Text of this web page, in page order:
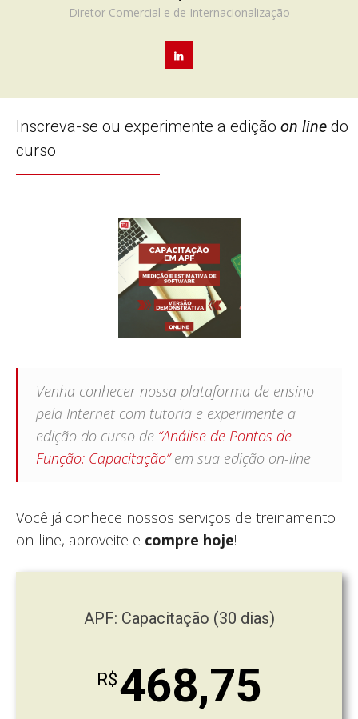
Diretor Comercial e de Internacionalização
Inscreva-se ou experimente a edição on line do
curso
Venha conhecer nossa plataforma de ensino
pela Internet com tutoria e experimente a
edição do curso de “Análise de Pontos de
Função: Capacitação”em sua edição on-line
Você já conhece nossos serviços de treinamento
on-line, aproveite e compre hoje!
APF: Capacitação (30 dias)
R$468,75